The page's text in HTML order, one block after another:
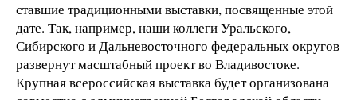
ставшие традиционными выставки, посвященные этой
дате. Так, например, наши коллеги Уральского,
Сибирского и Дальневосточного федеральных округов
развернут масштабный проект во Владивостоке.
Крупная всероссийская выставка будет организована